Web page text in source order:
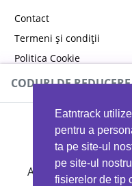
Eatntrack
pentru a
ta pe site-ul
pe site-ul
fisierelor de tip
Contact
Termeni și condiții
Politica Cookie
Politica de confidențialitate
CODURI DE REDUCERE
Ai 40%reducere la